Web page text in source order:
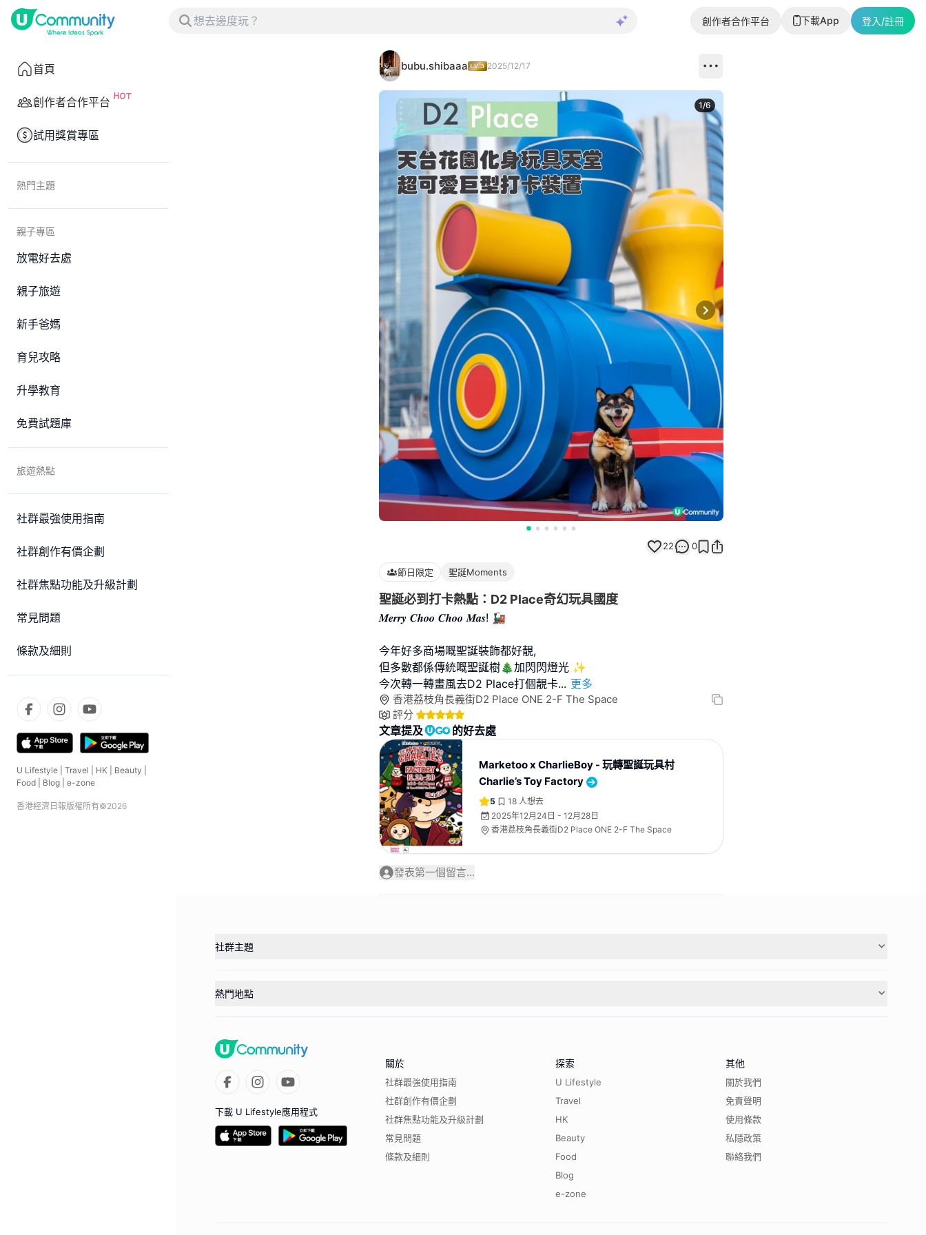
創作者合作平台 下載App 登入/註冊
首頁
創作者合作平台
試用獎賞專區
熱門主題
親子專區
放電好去處
親子旅遊
新手爸媽
育兒攻略
升學教育
免費試題庫
旅遊熱點
社群最強使用指南
社群創作有價企劃
社群焦點功能及升級計劃
常見問題
條款及細則
U Lifestyle Travel HK Beauty
Food
Blog e-zone
香港經濟日報版權所有©2026
bubu.shibaaa 2025/12/17
Next slide
1/6
22 0
節日限定 聖誕Moments
聖誕必到打卡熱點：D2 Place奇幻玩具國度
𝑴𝒆𝒓𝒓𝒚 𝑪𝒉𝒐𝒐 𝑪𝒉𝒐𝒐 𝑴𝒂𝒔! 🚂
今年好多商場嘅聖誕裝飾都好靚,
但多數都係傳統嘅聖誕樹🎄加閃閃燈光 ✨
今次轉一轉畫風去D2 Place打個靚卡... 更多
香港荔枝角長義街D2 Place ONE 2-F The Space
評分
文章提及 的好去處
Marketoo x CharlieBoy - 玩轉聖誕玩具村
Charlie’s Toy Factory
5 18 人想去
2025年12月24日 - 12月28日
香港荔枝角長義街D2 Place ONE 2-F The Space
發表第一個留言...
社群主題
熱門地點
下載 U Lifestyle應用程式
關於
社群最強使用指南
社群創作有價企劃
社群焦點功能及升級計劃
常見問題
條款及細則
探索
U Lifestyle
Travel
HK
Beauty
Food
Blog
e-zone
其他
關於我們
免責聲明
使用條款
私隱政策
聯絡我們